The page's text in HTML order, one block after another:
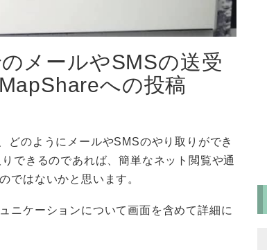
メールやSMSの送受
への投稿
のようにメールやSMSのやり取りができ
できるのであれば、簡単なネット閲覧や通
ではないかと思います。
ニケーションについて画面を含めて詳細に